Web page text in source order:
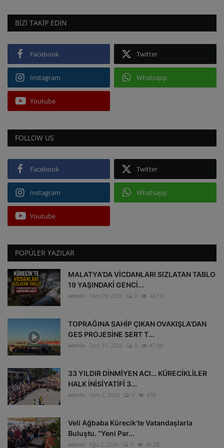
BIZI TAKIP EDIN
Facebook Twitter
Instagram Whatsapp
Youtube
FOLLOW US
Facebook Twitter
Instagram Whatsapp
Youtube
POPÜLER YAZILAR
MALATYA’DA VİCDANLARI SIZLATAN TABLO
19 YAŞINDAKİ GENCİ...
admin Tem 29, 2026 0 48.1B
TOPRAĞINA SAHİP ÇIKAN OVAKIŞLA’DAN
GES PROJESİNE SERT T...
admin Tem 31, 2026 0 47.9B
33 YILDIR DİNMİYEN ACI… KÜRECİKLİLER
HALK İNİSİYATİFİ 3...
admin Tem 2, 2026 0 47B
Veli Ağbaba Kürecik’te Vatandaşlarla
Buluştu. “Yeni Par...
admin Ağu 2, 2026 0 46.2B